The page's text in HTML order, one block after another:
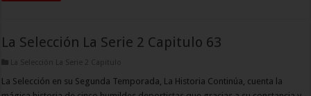
La Selección La Serie 2 Capitulo 63
La Selección La Serie 2 Capitulo
La Selección en su Segunda Temporada, La Historia Continúa, cuenta la